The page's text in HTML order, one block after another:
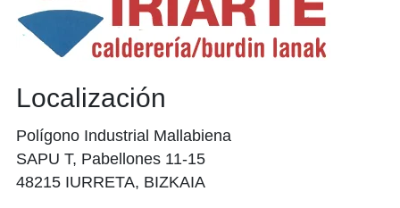
Localización
Polígono Industrial Mallabiena
SAPU T, Pabellones 11-15
48215 IURRETA, BIZKAIA